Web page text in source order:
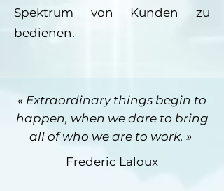
Spektrum von Kunden zu
bedienen.
« Extraordinary things begin to
happen, when we dare to bring
all of who we are to work. »
Frederic Laloux